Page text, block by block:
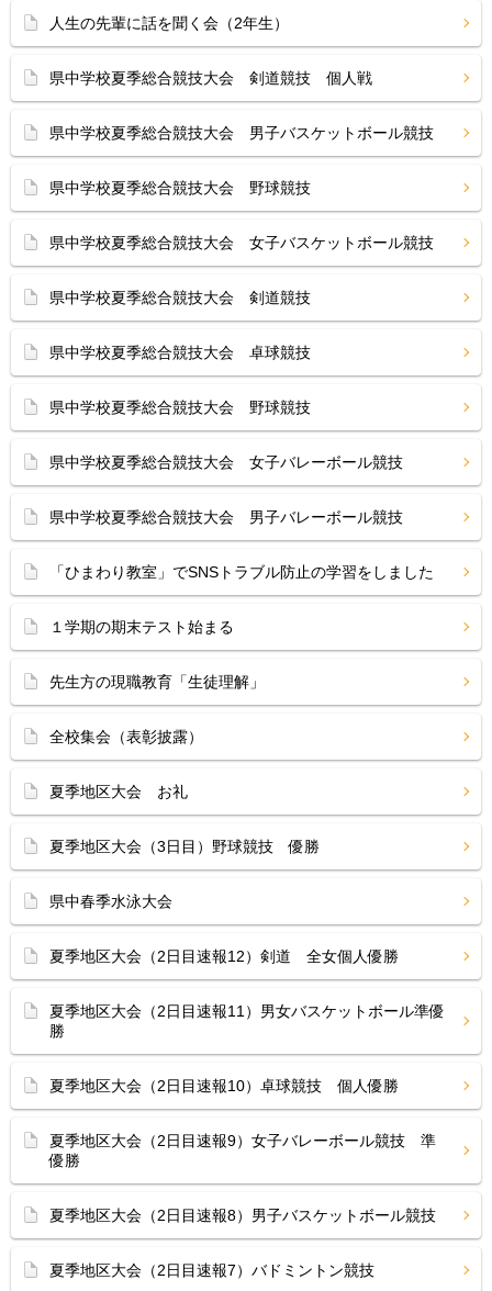
人生の先輩に話を聞く会（2年生）
県中学校夏季総合競技大会 剣道競技 個人戦
県中学校夏季総合競技大会 男子バスケットボール競技
県中学校夏季総合競技大会 野球競技
県中学校夏季総合競技大会 女子バスケットボール競技
県中学校夏季総合競技大会 剣道競技
県中学校夏季総合競技大会 卓球競技
県中学校夏季総合競技大会 野球競技
県中学校夏季総合競技大会 女子バレーボール競技
県中学校夏季総合競技大会 男子バレーボール競技
「ひまわり教室」でSNSトラブル防止の学習をしました
１学期の期末テスト始まる
先生方の現職教育「生徒理解」
全校集会（表彰披露）
夏季地区大会 お礼
夏季地区大会（3日目）野球競技 優勝
県中春季水泳大会
夏季地区大会（2日目速報12）剣道 全女個人優勝
夏季地区大会（2日目速報11）男女バスケットボール準優
勝
夏季地区大会（2日目速報10）卓球競技 個人優勝
夏季地区大会（2日目速報9）女子バレーボール競技 準
優勝
夏季地区大会（2日目速報8）男子バスケットボール競技
夏季地区大会（2日目速報7）バドミントン競技